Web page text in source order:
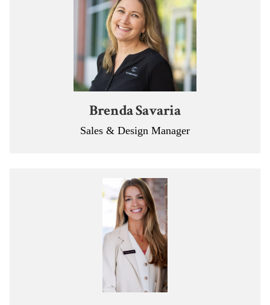
Brenda Savaria
Sales & Design Manager